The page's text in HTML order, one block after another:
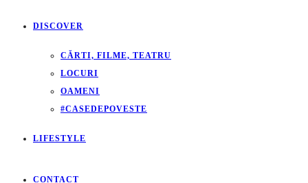
DISCOVER
CĂRTI, FILME, TEATRU
LOCURI
OAMENI
#CASEDEPOVESTE
LIFESTYLE
CONTACT